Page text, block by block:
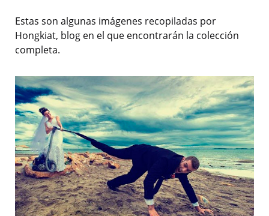
Estas son algunas imágenes recopiladas por
Hongkiat, blog en el que encontrarán la colección
completa.